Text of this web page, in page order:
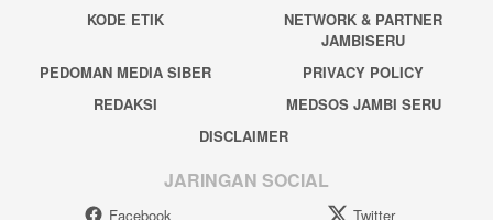
KODE ETIK
NETWORK & PARTNER
JAMBISERU
PEDOMAN MEDIA SIBER
PRIVACY POLICY
REDAKSI
MEDSOS JAMBI SERU
DISCLAIMER
JARINGAN SOCIAL
Facebook Twitter